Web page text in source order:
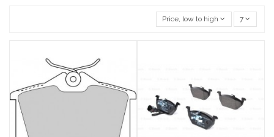
Price, low to high 7